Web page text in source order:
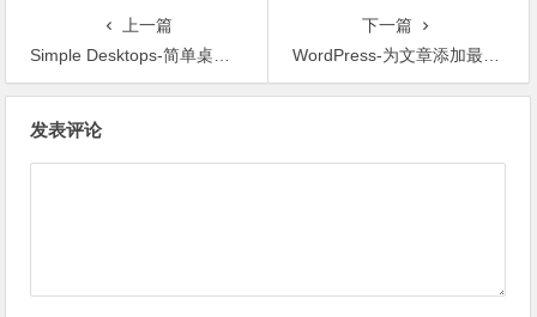
上一篇
Simple Desktops-简单桌面下载，返璞归真
下一篇
WordPress-为文章添加最后更新时间
发表评论